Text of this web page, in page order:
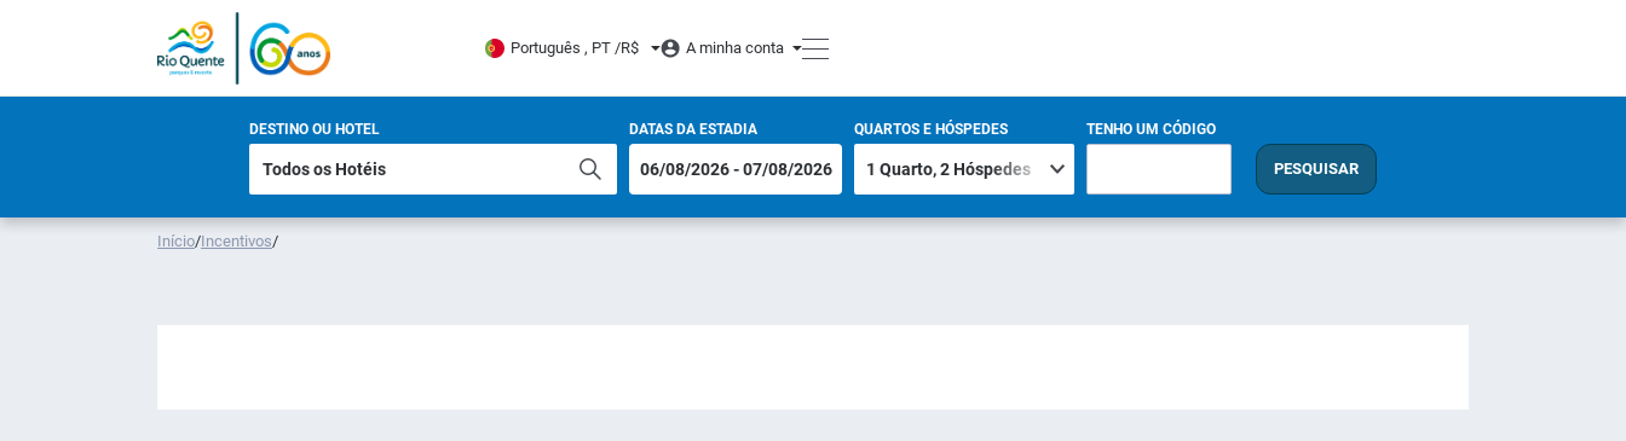
Português , PT /R$ A minha conta
DESTINO OU HOTEL DATAS DA ESTADIA QUARTOS E HÓSPEDES TENHO UM CÓDIGO
PESQUISAR
Início/Incentivos/